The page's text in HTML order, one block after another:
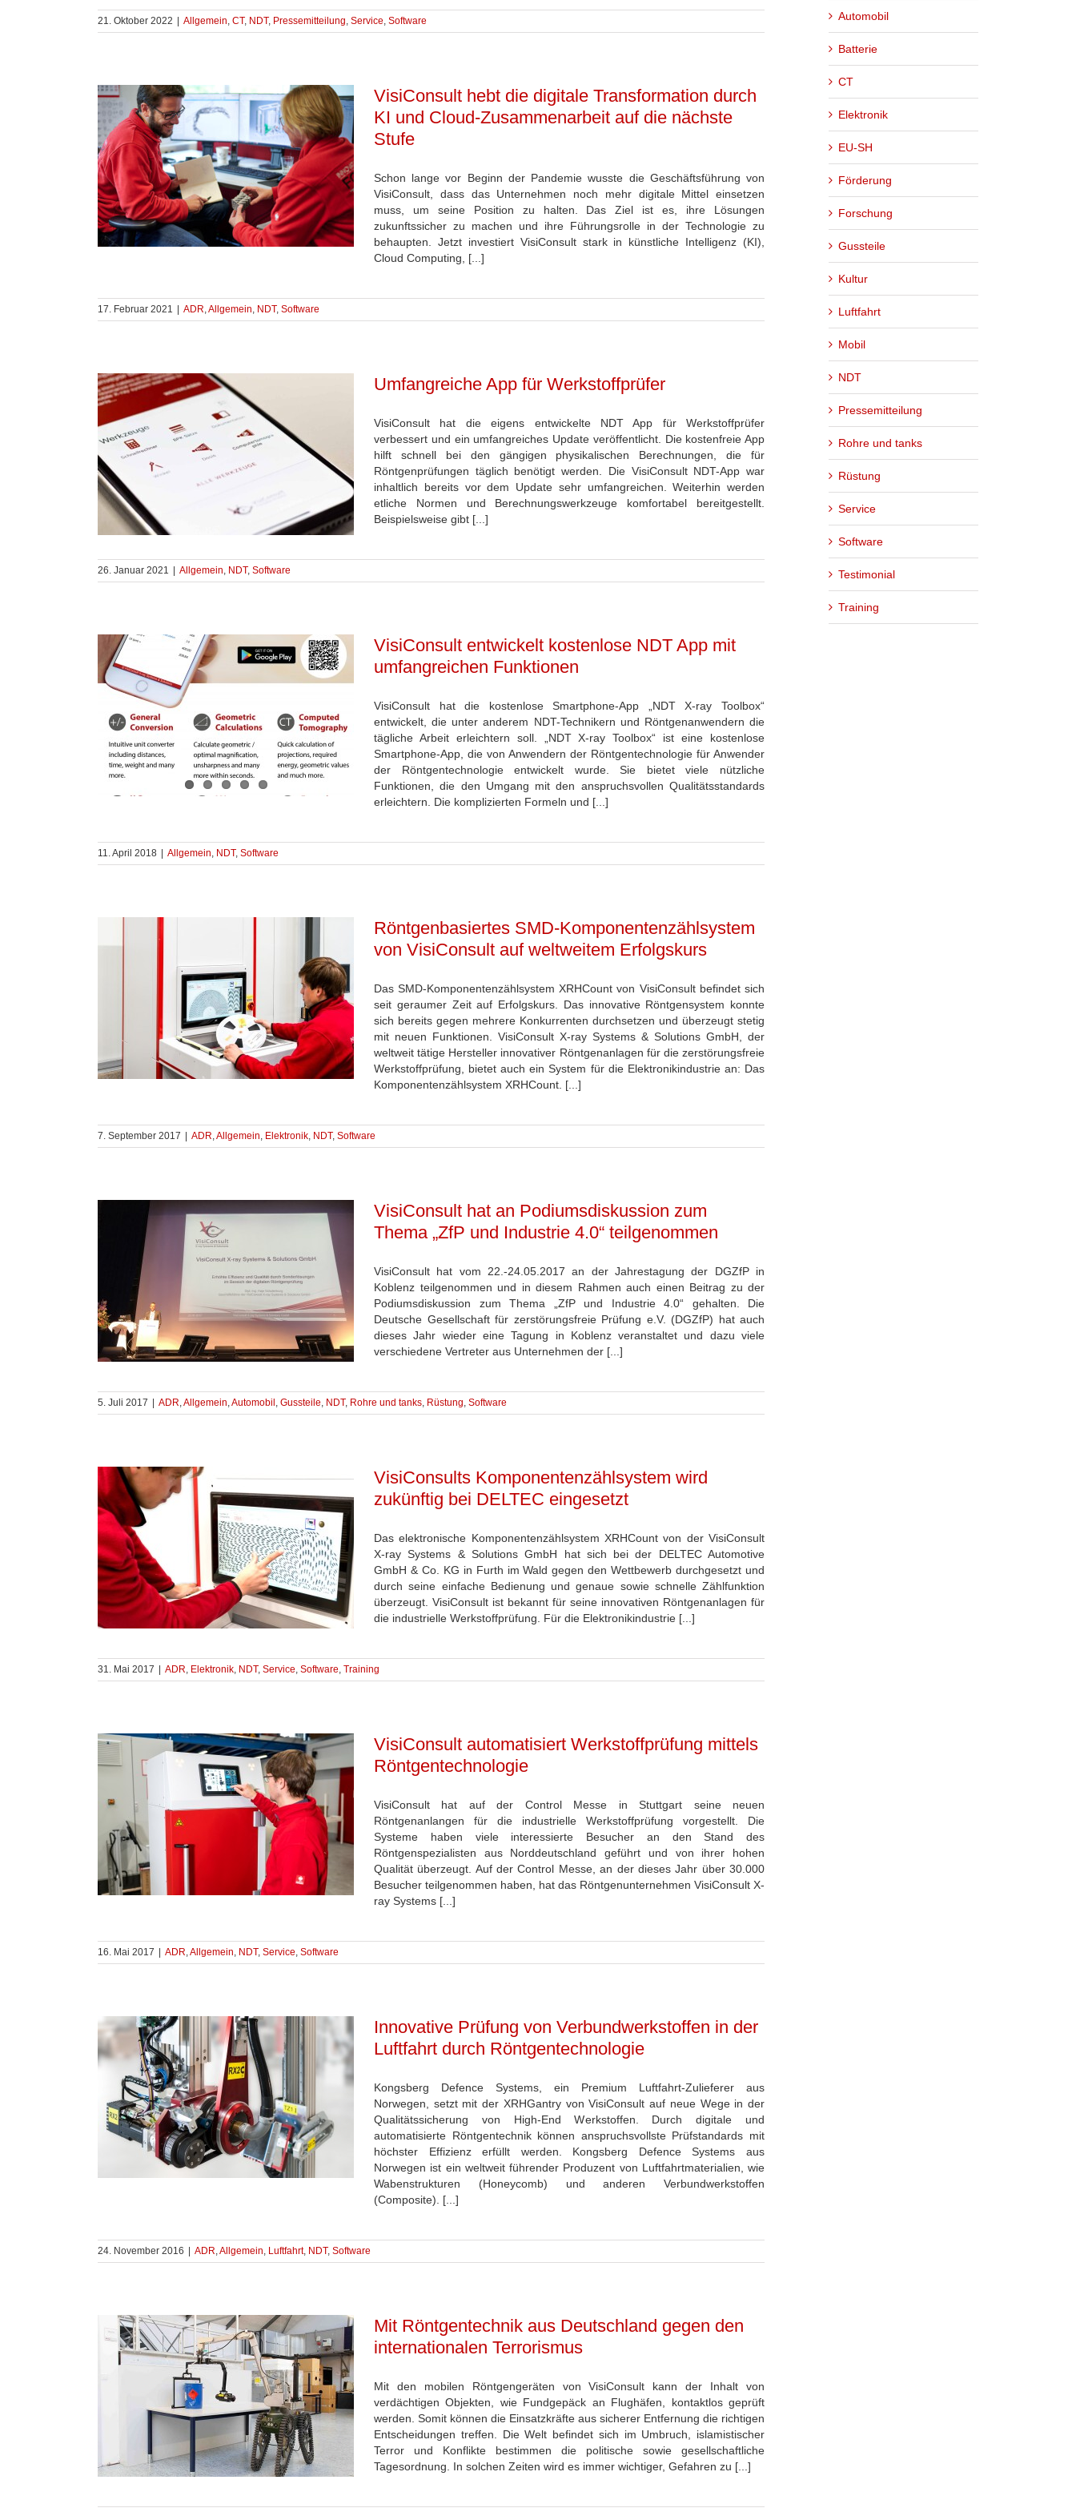
21. Oktober 2022 Allgemein, CT, NDT, Pressemitteilung, Service, Software
VisiConsult hebt die digitale Transformation durch
KI und Cloud-Zusammenarbeit auf die nächste
Stufe
Schon lange vor Beginn der Pandemie wusste die Geschäftsführung von
VisiConsult, dass das Unternehmen noch mehr digitale Mittel einsetzen
muss, um seine Position zu halten. Das Ziel ist es, ihre Lösungen
zukunftssicher zu machen und ihre Führungsrolle in der Technologie zu
behaupten. Jetzt investiert VisiConsult stark in künstliche Intelligenz (KI),
Cloud Computing, [...]
17. Februar 2021 ADR,Allgemein, NDT, Software
Umfangreiche App für Werkstoffprüfer
VisiConsult hat die eigens entwickelte NDT App für Werkstoffprüfer
verbessert und ein umfangreiches Update veröffentlicht. Die kostenfreie App
hilft schnell bei den gängigen physikalischen Berechnungen, die für
Röntgenprüfungen täglich benötigt werden. Die VisiConsult NDT-App war
inhaltlich bereits vor dem Update sehr umfangreichen. Weiterhin werden
etliche Normen und Berechnungswerkzeuge komfortabel bereitgestellt.
Beispielsweise gibt [...]
26. Januar 2021 Allgemein, NDT, Software
VisiConsult entwickelt kostenlose NDT App mit
umfangreichen Funktionen
VisiConsult hat die kostenlose Smartphone-App „NDT X-ray Toolbox“
entwickelt, die unter anderem NDT-Technikern und Röntgenanwendern die
tägliche Arbeit erleichtern soll. „NDT X-ray Toolbox“ ist eine kostenlose
Smartphone-App, die von Anwendern der Röntgentechnologie für Anwender
der Röntgentechnologie entwickelt wurde. Sie bietet viele nützliche
Funktionen, die den Umgang mit den anspruchsvollen Qualitätsstandards
erleichtern. Die komplizierten Formeln und [...]
11. April 2018 Allgemein, NDT, Software
Röntgenbasiertes SMD-Komponentenzählsystem
von VisiConsult auf weltweitem Erfolgskurs
Das SMD-Komponentenzählsystem XRHCount von VisiConsult befindet sich
seit geraumer Zeit auf Erfolgskurs. Das innovative Röntgensystem konnte
sich bereits gegen mehrere Konkurrenten durchsetzen und überzeugt stetig
mit neuen Funktionen. VisiConsult X-ray Systems & Solutions GmbH, der
weltweit tätige Hersteller innovativer Röntgenanlagen für die zerstörungsfreie
Werkstoffprüfung, bietet auch ein System für die Elektronikindustrie an: Das
Komponentenzählsystem XRHCount. [...]
7. September 2017 ADR,Allgemein, Elektronik, NDT, Software
VisiConsult hat an Podiumsdiskussion zum
Thema „ZfP und Industrie 4.0“ teilgenommen
VisiConsult hat vom 22.-24.05.2017 an der Jahrestagung der DGZfP in
Koblenz teilgenommen und in diesem Rahmen auch einen Beitrag zu der
Podiumsdiskussion zum Thema „ZfP und Industrie 4.0“ gehalten. Die
Deutsche Gesellschaft für zerstörungsfreie Prüfung e.V. (DGZfP) hat auch
dieses Jahr wieder eine Tagung in Koblenz veranstaltet und dazu viele
verschiedene Vertreter aus Unternehmen der [...]
5. Juli 2017 ADR,Allgemein,Automobil , Gussteile, NDT, Rohre und tanks, Rüstung, Software
VisiConsults Komponentenzählsystem wird
zukünftig bei DELTEC eingesetzt
Das elektronische Komponentenzählsystem XRHCount von der VisiConsult
X-ray Systems & Solutions GmbH hat sich bei der DELTEC Automotive
GmbH & Co. KG in Furth im Wald gegen den Wettbewerb durchgesetzt und
durch seine einfache Bedienung und genaue sowie schnelle Zählfunktion
überzeugt. VisiConsult ist bekannt für seine innovativen Röntgenanlagen für
die industrielle Werkstoffprüfung. Für die Elektronikindustrie [...]
31. Mai 2017 ADR, Elektronik, NDT, Service, Software, Training
VisiConsult automatisiert Werkstoffprüfung mittels
Röntgentechnologie
VisiConsult hat auf der Control Messe in Stuttgart seine neuen
Röntgenanlangen für die industrielle Werkstoffprüfung vorgestellt. Die
Systeme haben viele interessierte Besucher an den Stand des
Röntgenspezialisten aus Norddeutschland geführt und von ihrer hohen
Qualität überzeugt. Auf der Control Messe, an der dieses Jahr über 30.000
Besucher teilgenommen haben, hat das Röntgenunternehmen VisiConsult X-
ray Systems [...]
16. Mai 2017 ADR,Allgemein, NDT, Service, Software
Innovative Prüfung von Verbundwerkstoffen in der
Luftfahrt durch Röntgentechnologie
Kongsberg Defence Systems, ein Premium Luftfahrt-Zulieferer aus
Norwegen, setzt mit der XRHGantry von VisiConsult auf neue Wege in der
Qualitätssicherung von High-End Werkstoffen. Durch digitale und
automatisierte Röntgentechnik können anspruchsvollste Prüfstandards mit
höchster Effizienz erfüllt werden. Kongsberg Defence Systems aus
Norwegen ist ein weltweit führender Produzent von Luftfahrtmaterialien, wie
Wabenstrukturen (Honeycomb) und anderen Verbundwerkstoffen
(Composite). [...]
24. November 2016 ADR,Allgemein, Luftfahrt, NDT, Software
Mit Röntgentechnik aus Deutschland gegen den
internationalen Terrorismus
Mit den mobilen Röntgengeräten von VisiConsult kann der Inhalt von
verdächtigen Objekten, wie Fundgepäck an Flughäfen, kontaktlos geprüft
werden. Somit können die Einsatzkräfte aus sicherer Entfernung die richtigen
Entscheidungen treffen. Die Welt befindet sich im Umbruch, islamistischer
Terror und Konflikte bestimmen die politische sowie gesellschaftliche
Tagesordnung. In solchen Zeiten wird es immer wichtiger, Gefahren zu [...]
Automobil
Batterie
CT
Elektronik
EU-SH
Förderung
Forschung
Gussteile
Kultur
Luftfahrt
Mobil
NDT
Pressemitteilung
Rohre und tanks
Rüstung
Service
Software
Testimonial
Training